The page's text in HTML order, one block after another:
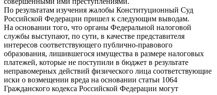
По результатам изучения жалобы Конституционный Суд
Российской Федерации пришел к следующим выводам.
На основании того, что органы Федеральной налоговой
службы выступают, по сути, в качестве представителя
интересов соответствующего публично-правового
образования, лишившегося имущества в размере налоговых
платежей, которые не поступили в бюджет в результате
неправомерных действий физического лица соответствующие
иски о возмещении вреда на основании статьи 1064
Гражданского кодекса Российской Федерации могут